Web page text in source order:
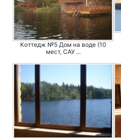
Коттедж №5 Дом на воде (10
мест, САУ ...